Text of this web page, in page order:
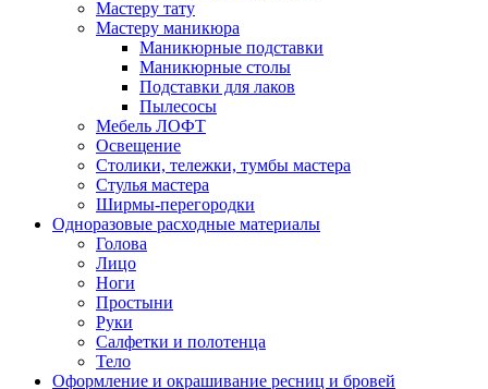
Мастеру тату
Мастеру маникюра
Маникюрные подставки
Маникюрные столы
Подставки для лаков
Пылесосы
Мебель ЛОФТ
Освещение
Столики, тележки, тумбы мастера
Стулья мастера
Ширмы-перегородки
Одноразовые расходные материалы
Голова
Лицо
Ноги
Простыни
Руки
Салфетки и полотенца
Тело
Оформление и окрашивание ресниц и бровей